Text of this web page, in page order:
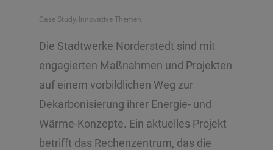
Case Study Innovative Themen
Die Stadtwerke Norderstedt sind mit
engagierten Maßnahmen und Projekten
auf einem vorbildlichen Weg zur
Dekarbonisierung ihrer Energie- und
Wärme-Konzepte. Ein aktuelles Projekt
betrifft das Rechenzentrum, das die